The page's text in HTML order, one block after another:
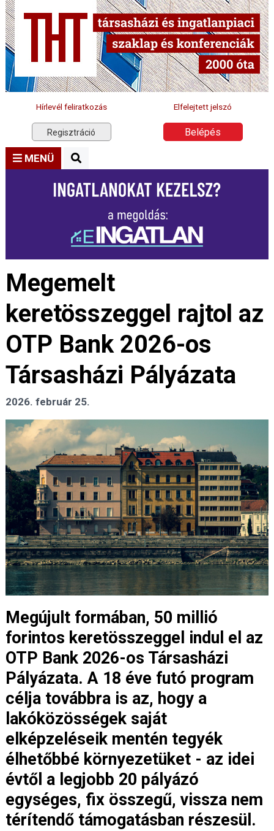
Hírlevél feliratkozás Elfelejtett jelszó
Regisztráció Belépés
MENÜ
Megemelt
keretösszeggel rajtol az
OTP Bank 2026-os
Társasházi Pályázata
2026. február 25.
Megújult formában, 50 millió
forintos keretösszeggel indul el az
OTP Bank 2026-os Társasházi
Pályázata. A 18 éve futó program
célja továbbra is az, hogy a
lakóközösségek saját
elképzeléseik mentén tegyék
élhetőbbé környezetüket - az idei
évtől a legjobb 20 pályázó
egységes, fix összegű, vissza nem
térítendő támogatásban részesül.